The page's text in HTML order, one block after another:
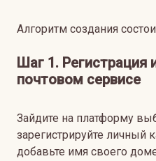
Алгоритм создания
Шаг 1. Регистрация
почтовом сервисе
Зайдите на платформу
зарегистрируйте личный
добавьте имя своего